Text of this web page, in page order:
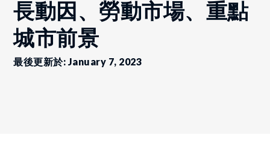
長動因、勞動市場、重點
城市前景
最後更新於: January 7, 2023